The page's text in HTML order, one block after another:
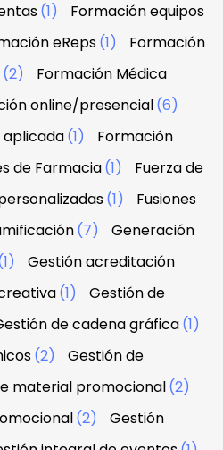
(1)
Formación equipos
eReps(1)
Formación
(2)
Formación Médica
online/presencial(6)
(1)
Formación
de Farmacia(1)
Fuerza de
(1)
Fusiones
(7)
Generación
Gestión acreditación
(1)
Gestión de
de cadena gráfica(1)
(2)
Gestión de
material promocional(2)
(2)
Gestión